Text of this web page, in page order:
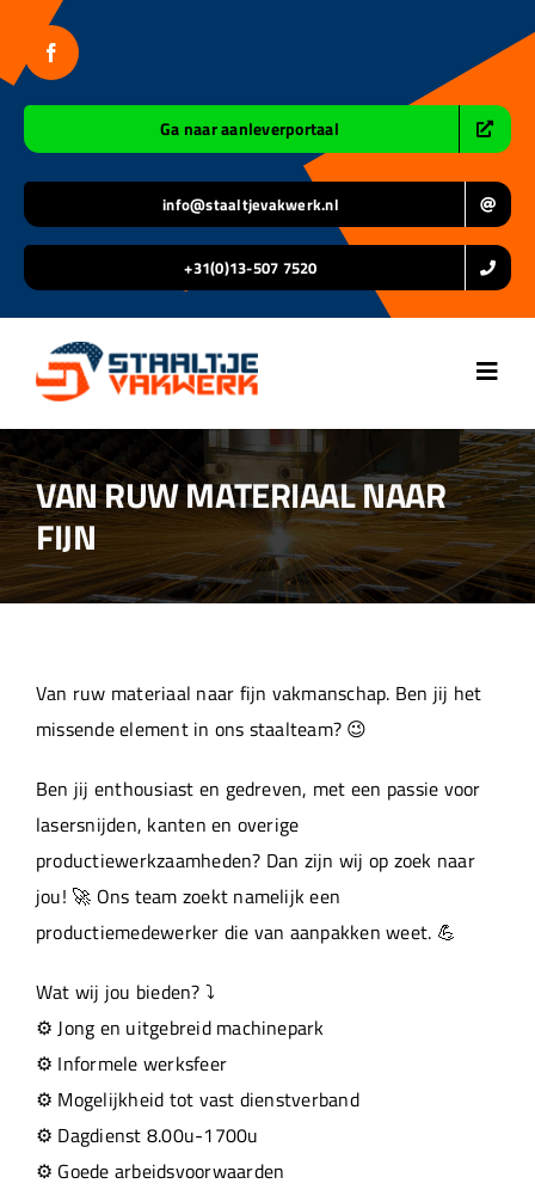
inhoud
Ga naar aanleverportaal
info@staaltjevakwerk.nl
+31(0)13-507 7520
Home
Over ons
Projecten
Machinepark
Werken bij
VAN RUW MATERIAAL NAAR
FIJN
Van ruw materiaal naar fijn vakmanschap. Ben jij het
missende element in ons staalteam? 😉
Ben jij enthousiast en gedreven, met een passie voor
lasersnijden, kanten en overige
productiewerkzaamheden? Dan zijn wij op zoek naar
jou! 🚀 Ons team zoekt namelijk een
productiemedewerker die van aanpakken weet. 💪
Wat wij jou bieden? ⤵️
⚙️ Jong en uitgebreid machinepark
⚙️ Informele werksfeer
⚙️ Mogelijkheid tot vast dienstverband
⚙️ Dagdienst 8.00u-1700u
⚙️ Goede arbeidsvoorwaarden